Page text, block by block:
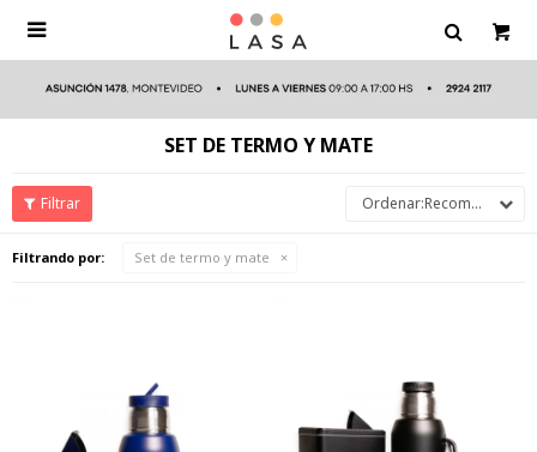

SET DE TERMO Y MATE
Recomendados
Filtrando por: Set de termo y mate